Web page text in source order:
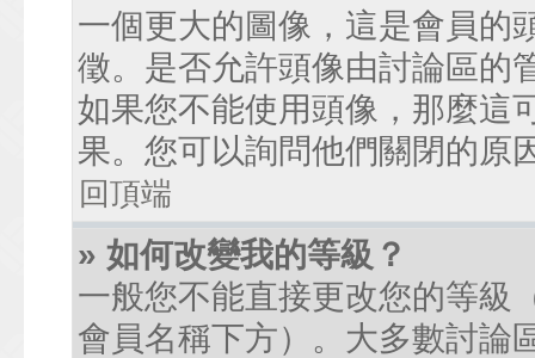
一個更大的圖像，這是會員的
徵。是否允許頭像由討論區的
如果您不能使用頭像，那麼這
果。您可以詢問他們關閉的原
回頂端
» 如何改變我的等級？
一般您不能直接更改您的等級
會員名稱下方）。大多數討論